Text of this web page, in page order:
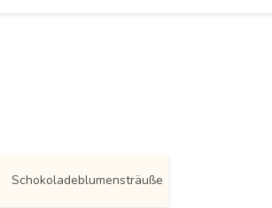
Schokoladeblumensträuße